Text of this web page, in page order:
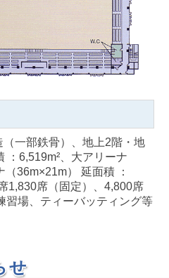
一部鉄骨）、地上2階・地
：6,519m²、大アリーナ
（36m×21m） 延面積 ：
1,830席（固定）、4,800席
習場、ティーバッティング等
せ